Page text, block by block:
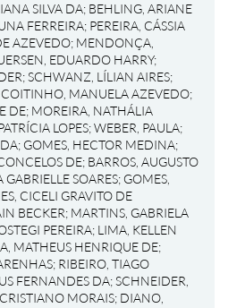
SILVA DA; BEHLING, ARIANE
FERREIRA; PEREIRA, CÁSSIA
AZEVEDO; MENDONÇA,
EDUARDO HARRY;
;SCHWANZ, LÍLIAN AIRES;
COITINHO, MANUELA AZEVEDO;
DE; MOREIRA, NATHÁLIA
LOPES;WEBER, PAULA;
; GOMES, HECTOR MEDINA;
DE; BARROS, AUGUSTO
SOARES; GOMES,
CICELI GRAVITO DE
BECKER; MARTINS, GABRIELA
PEREIRA; LIMA, KELLEN
MATHEUS HENRIQUE DE;
; RIBEIRO, TIAGO
FERNANDES DA;SCHNEIDER,
MORAIS; DIANO,